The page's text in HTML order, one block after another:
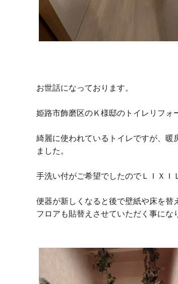
お世話になっております。
姫路市飾磨区のＫ様邸のトイレリフォ
綺麗に使われているトイレですが、暖
ました。
手洗い付がご希望でしたのでＬＩＸＩ
便器が新しくなると後で壁紙や床を替
フロアも貼替えさせていただく事にな